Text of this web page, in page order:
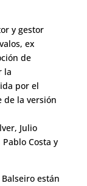
y gestor
ex
de
la
por el
de la versión
Julio
Pablo Costa y
están